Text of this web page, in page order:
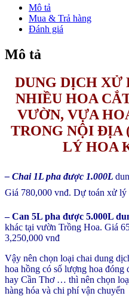
Vườn
bằng
Phẩm
TOG
Galileo
1.000L
kiệm)
số
lượng
Mô tả
Mua & Trả hàng
Đánh giá
Mô tả
DUNG DỊCH XỬ
NHIỀU HOA
VƯỜN, VỰA
TRONG NỘI ĐỊA
LÝ HOA
– Chai 1L pha được 1.000L
Giá 780,000 vnđ. Dự toán xử lý
– Can 5L pha được 5.000L
khác tại vườn Trồng Hoa. Giá
3,250,000 vnđ
Vậy nên chọn loại chai dung
hoa hồng có số lượng hoa
hay Cần Thơ … thì nên chọn
hàng hóa và chi phí vận chuyển